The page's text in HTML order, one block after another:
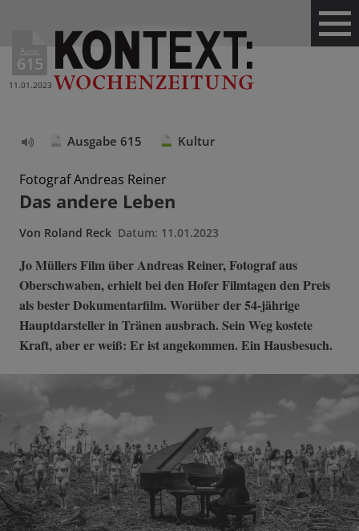
Ausg.
615
11.01.2023
vorlesen
Ausgabe 615 Kultur
Fotograf Andreas Reiner
Das andere Leben
Von Roland Reck Datum: 11.01.2023
Jo Müllers Film über Andreas Reiner, Fotograf aus
Oberschwaben, erhielt bei den Hofer Filmtagen den Preis
als bester Dokumentarfilm. Worüber der 54-jährige
Hauptdarsteller in Tränen ausbrach. Sein Weg kostete
Kraft, aber er weiß: Er ist angekommen. Ein Hausbesuch.